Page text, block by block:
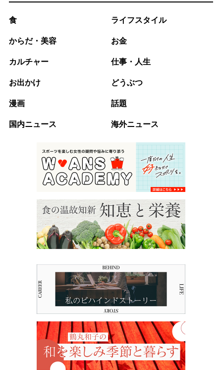
食 ライフスタイル
からだ・美容 お金
カルチャー 仕事・人生
お出かけ どうぶつ
漫画 話題
国内ニュース 海外ニュース